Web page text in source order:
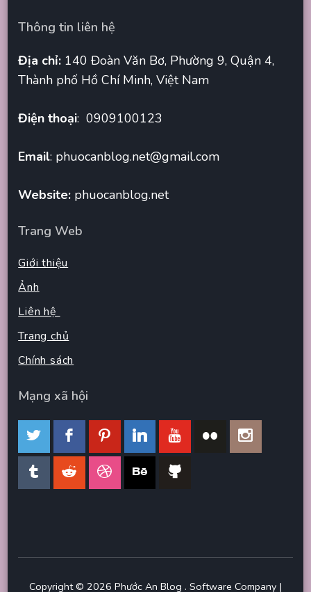
Thông tin liên hệ
Địa chỉ: 140 Đoàn Văn Bơ, Phường 9, Quận 4,
Thành phố Hồ Chí Minh, Việt Nam
Điện thoại: 0909100123
Email: phuocanblog.net@gmail.com
Website: phuocanblog.net
Trang Web
Giới thiệu
Ảnh
Liên hệ
Trang chủ
Chính sách
Mạng xã hội
Copyright © 2026 Phước An Blog . Software Company |